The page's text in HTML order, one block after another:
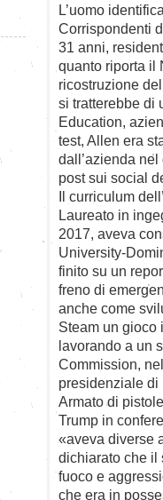
L’uomo
Corrispondenti
31 anni,
quanto riporta il
ricostruzione
si tratterebbe di
Education,
test, Allen era
dall’azienda
post sui social
Il curriculum
Laureato in
2017, aveva
University-
finito su un
freno di
anche come
Steam un gioco
lavorando a un
Commission,
presidenziale di
Armato di
Trump in
«aveva diverse
dichiarato che il
fuoco e
che era in